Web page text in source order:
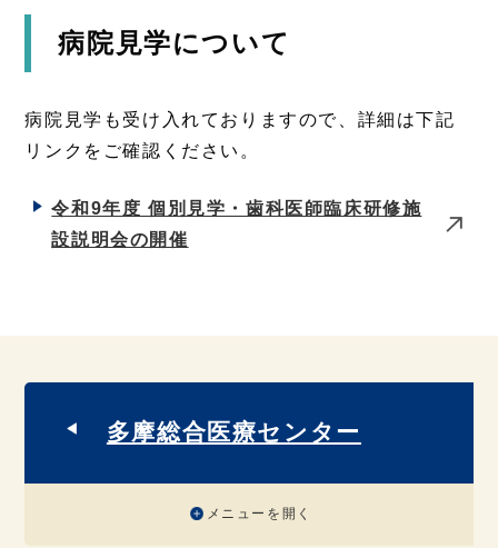
病院見学について
病院見学も受け入れておりますので、詳細は下記
リンクをご確認ください。
令和9年度 個別見学・歯科医師臨床研修施
設説明会の開催
多摩総合医療センター
メニューを開く